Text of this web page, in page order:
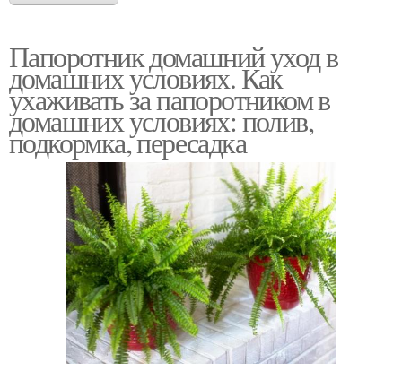
Папоротник домашний уход в
домашних условиях. Как
ухаживать за папоротником в
домашних условиях: полив,
подкормка, пересадка